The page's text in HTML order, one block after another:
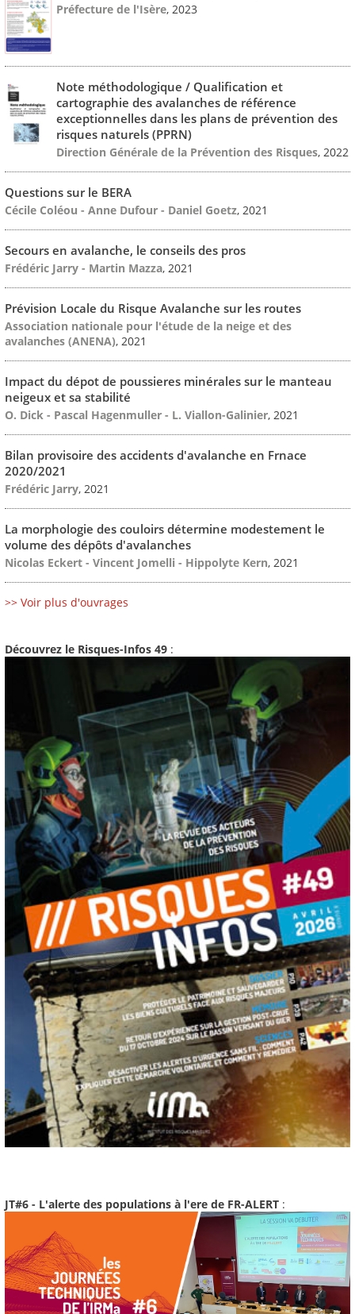
Préfecture de l'Isère, 2023
Note méthodologique / Qualification et
cartographie des avalanches de référence
exceptionnelles dans les plans de prévention des
risques naturels (PPRN)
Direction Générale de la Prévention des Risques, 2022
Questions sur le BERA
Cécile Coléou - Anne Dufour - Daniel Goetz, 2021
Secours en avalanche, le conseils des pros
Frédéric Jarry - Martin Mazza, 2021
Prévision Locale du Risque Avalanche sur les routes
Association nationale pour l'étude de la neige et des
avalanches (ANENA), 2021
Impact du dépot de poussieres minérales sur le manteau
neigeux et sa stabilité
O. Dick - Pascal Hagenmuller - L. Viallon-Galinier, 2021
Bilan provisoire des accidents d'avalanche en Frnace
2020/2021
Frédéric Jarry, 2021
La morphologie des couloirs détermine modestement le
volume des dépôts d'avalanches
Nicolas Eckert - Vincent Jomelli - Hippolyte Kern, 2021
>> Voir plus d'ouvrages
Découvrez le Risques-Infos 49 :
JT#6 - L'alerte des populations à l'ere de FR-ALERT :